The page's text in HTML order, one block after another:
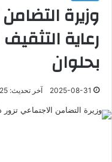
وزيرة
رعاية
بحلوان
2025-08-31 آخر تحديث: 2025-08-31